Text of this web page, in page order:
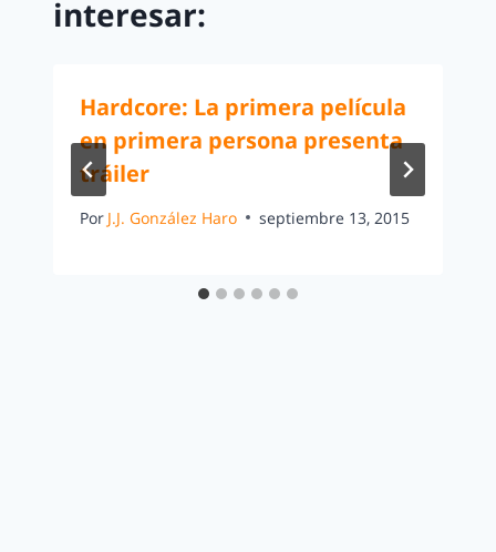
interesar:
Hardcore: La primera película
en primera persona presenta
tráiler
Por J.J. González Haro septiembre 13, 2015